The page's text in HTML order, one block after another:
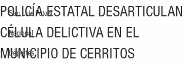
San Luis Potosí
Nacional
Deportes
POLICÍA ESTATAL DESARTICULAN
CÉLULA DELICTIVA EN EL
MUNICIPIO DE CERRITOS